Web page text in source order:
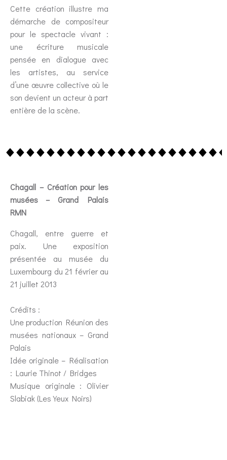
Cette création illustre ma
démarche de compositeur
pour le spectacle vivant :
une écriture musicale
pensée en dialogue avec
les artistes, au service
d’une œuvre collective où le
son devient un acteur à part
entière de la scène.
Chagall – Création pour les
musées – Grand Palais
RMN
Chagall, entre guerre et
paix. Une exposition
présentée au musée du
Luxembourg du 21 février au
21 juillet 2013
Crédits :
Une production Réunion des
musées nationaux – Grand
Palais
Idée originale – Réalisation
: Laurie Thinot / Bridges
Musique originale : Olivier
Slabiak (Les Yeux Noirs)